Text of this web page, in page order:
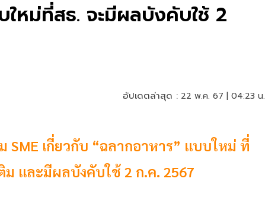
ใหม่ที่สธ. จะมีผลบังคับใช้ 2
อัปเดตล่าสุด : 22 พ.ค. 67 | 04:23 น.
SME เกี่ยวกับ “ฉลากอาหาร” แบบใหม่ ที่
และมีผลบังคับใช้ 2 ก.ค. 2567